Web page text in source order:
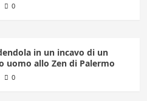
0
in un incavo di un
uomo allo Zen di Palermo
0